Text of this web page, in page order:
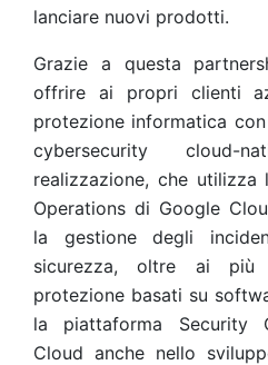
lanciare nuovi prodotti.
Grazie a questa
offrire ai propri clienti
protezione informatica
cybersecurity cloud-
realizzazione, che
Operations di Google
la gestione degli
sicurezza, oltre ai più
protezione basati su
la piattaforma Security
Cloud anche nello